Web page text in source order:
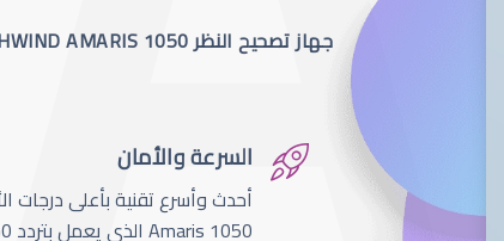
جهاز تصحيح النظر SCHWIND AMARIS 1050
السرعة والأمان